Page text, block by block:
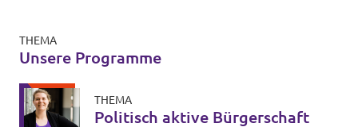
THEMA
Unsere Programme
THEMA
Politisch aktive Bürgerschaft